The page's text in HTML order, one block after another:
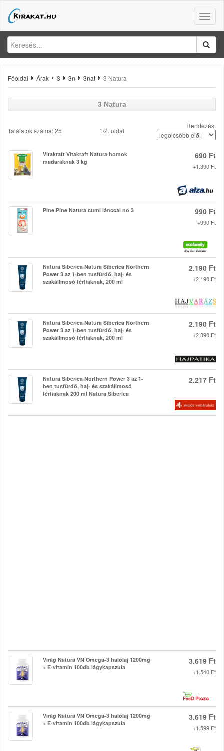
Toggle
Főoldal Árak 3 3n 3nat 3 Natura
3 Natura
Találatok száma: 25 1/2. oldal
Rendezés:
Vitakraft Vitakraft Natura homok
madaraknak 3 kg
690 Ft
+1.390 Ft
Pine Pine Natura cumi lánccal no 3 990 Ft
+990 Ft
Natura Siberica Natura Siberica Northern
Power 3 az 1-ben tusfürdő, haj- és
szakállmosó férfiaknak, 200 ml
2.190 Ft
+2.190 Ft
Natura Siberica Natura Siberica Northern
Power 3 az 1-ben tusfürdő, haj- és
szakállmosó férfiaknak, 200 ml
2.190 Ft
+2.390 Ft
Natura Siberica Northern Power 3 az 1-
ben tusfürdő, haj- és szakállmosó
férfiaknak 200 ml Natura Siberica
2.217 Ft
Virág Natura VN Omega-3 halolaj 1200mg
+ E-vitamin 100db lágykapszula
3.619 Ft
+1.540 Ft
Virág Natura VN Omega-3 halolaj 1200mg
+ E-vitamin 100db lágykapszula
3.619 Ft
+1.599 Ft